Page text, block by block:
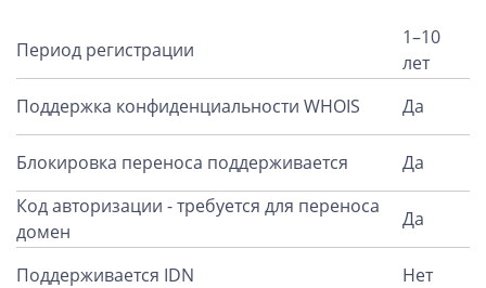
Период регистрации
1–10
лет
Поддержка конфиденциальности WHOIS
Да
Блокировка переноса поддерживается
Да
Код авторизации - требуется для переноса
домен
Да
Поддерживается IDN Нет